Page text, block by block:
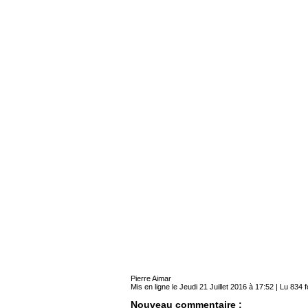
Pierre Aimar
Mis en ligne le Jeudi 21 Juillet 2016 à 17:52 | Lu 834
Nouveau commentaire :